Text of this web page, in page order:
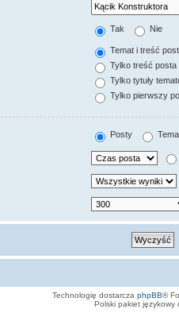
Tak Nie
Temat i treść
Tylko treść posta
Tylko tytuły
Tylko pierwszy
Posty
Technologię dostarcza phpBB®
Polski pakiet językowy